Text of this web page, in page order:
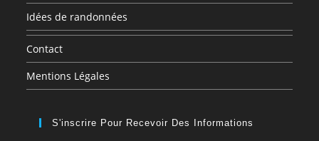
Idées de randonnées
Contact
Mentions Légales
S'inscrire Pour Recevoir Des Informations